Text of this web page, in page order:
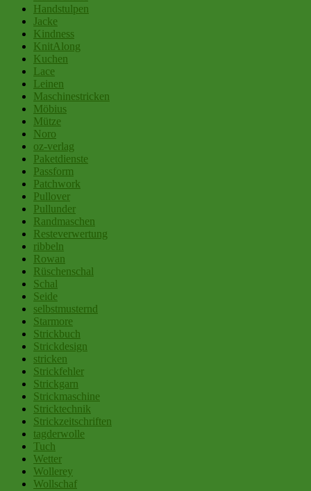
Handstulpen
Jacke
Kindness
KnitAlong
Kuchen
Lace
Leinen
Maschinestricken
Möbius
Mütze
Noro
oz-verlag
Paketdienste
Passform
Patchwork
Pullover
Pullunder
Randmaschen
Resteverwertung
ribbeln
Rowan
Rüschenschal
Schal
Seide
selbstmusternd
Starmore
Strickbuch
Strickdesign
stricken
Strickfehler
Strickgarn
Strickmaschine
Stricktechnik
Strickzeitschriften
tagderwolle
Tuch
Wetter
Wollerey
Wollschaf